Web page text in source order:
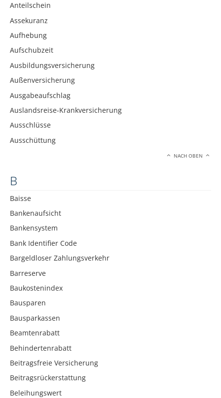
Anteilschein
Assekuranz
Aufhebung
Aufschubzeit
Ausbildungsversicherung
Außenversicherung
Ausgabeaufschlag
Auslandsreise-Krankversicherung
Ausschlüsse
Ausschüttung
NACH OBEN
B
Baisse
Bankenaufsicht
Bankensystem
Bank Identifier Code
Bargeldloser Zahlungsverkehr
Barreserve
Baukostenindex
Bausparen
Bausparkassen
Beamtenrabatt
Behindertenrabatt
Beitragsfreie Versicherung
Beitragsrückerstattung
Beleihungswert